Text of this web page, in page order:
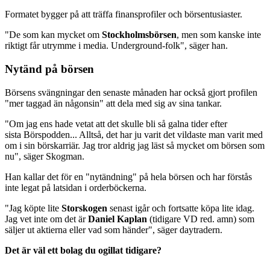
Formatet bygger på att träffa finansprofiler och börsentusiaster.
"De som kan mycket om Stockholmsbörsen, men som kanske inte
riktigt får utrymme i media. Underground-folk", säger han.
Nytänd på börsen
Börsens svängningar den senaste månaden har också gjort profilen
"mer taggad än någonsin" att dela med sig av sina tankar.
"Om jag ens hade vetat att det skulle bli så galna tider efter
sista Börspodden... Alltså, det har ju varit det vildaste man varit med
om i sin börskarriär. Jag tror aldrig jag läst så mycket om börsen som
nu", säger Skogman.
Han kallar det för en "nytändning" på hela börsen och har förstås
inte legat på latsidan i orderböckerna.
"Jag köpte lite Storskogen senast igår och fortsatte köpa lite idag.
Jag vet inte om det ärDaniel Kaplan (tidigare VD red. amn) som
säljer ut aktierna eller vad som händer", säger daytradern.
Det är väl ett bolag du ogillat tidigare?